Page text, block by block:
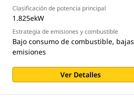
Clasificación de potencia principal
1.825ekW
Estrategia de emisiones y combustible
Bajo consumo de combustible, bajas
emisiones
Ver Detalles